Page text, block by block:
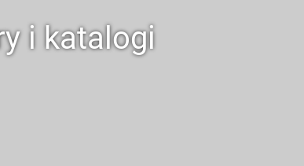
i katalogi